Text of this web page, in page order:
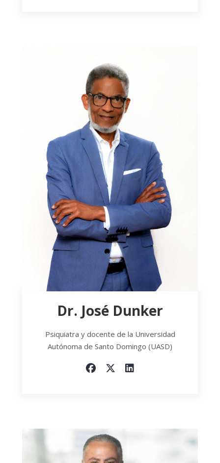
Dr. José Dunker
Psiquiatra y docente de la Universidad
Autónoma de Santo Domingo (UASD)